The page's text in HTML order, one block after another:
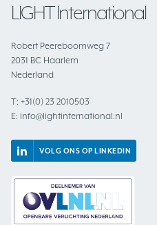
LIGHT International
Robert Peereboomweg 7
2031 BC Haarlem
Nederland
T: +31(0) 23 2010503
E: info@lightinternational.nl
VOLG ONS OP LINKEDIN